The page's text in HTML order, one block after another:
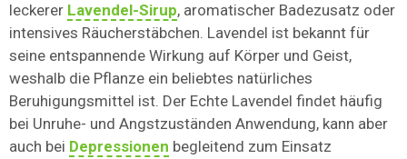
leckerer Lavendel-Sirup, aromatischer Badezusatz oder
intensives Räucherstäbchen. Lavendel ist bekannt für
seine entspannende Wirkung auf Körper und Geist,
weshalb die Pflanze ein beliebtes natürliches
Beruhigungsmittel ist. Der Echte Lavendel findet häufig
bei Unruhe- und Angstzuständen Anwendung, kann aber
auch bei Depressionen begleitend zum Einsatz